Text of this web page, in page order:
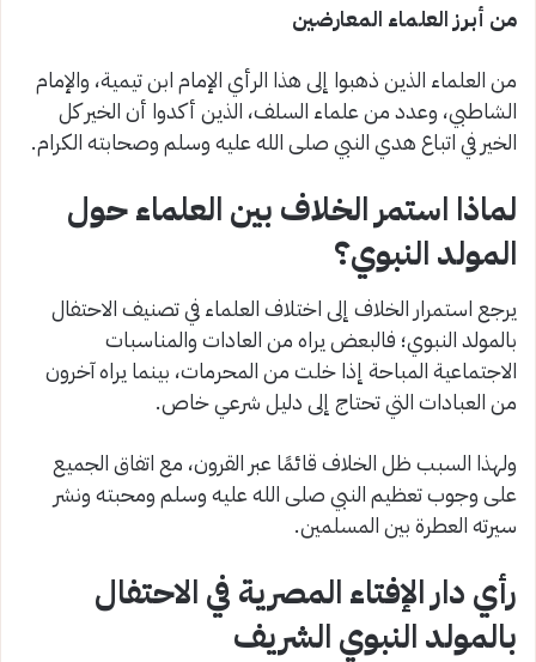
من أبرز العلماء المعارضين
من العلماء الذين ذهبوا إلى هذا الرأي الإمام ابن تيمية، والإمام
الشاطبي، وعدد من علماء السلف، الذين أكدوا أن الخير كل
الخير في اتباع هدي النبي صلى الله عليه وسلم وصحابته الكرام.
لماذا استمر الخلاف بين العلماء حول
المولد النبوي؟
يرجع استمرار الخلاف إلى اختلاف العلماء في تصنيف الاحتفال
بالمولد النبوي؛ فالبعض يراه من العادات والمناسبات
الاجتماعية المباحة إذا خلت من المحرمات، بينما يراه آخرون
من العبادات التي تحتاج إلى دليل شرعي خاص.
ولهذا السبب ظل الخلاف قائمًا عبر القرون، مع اتفاق الجميع
على وجوب تعظيم النبي صلى الله عليه وسلم ومحبته ونشر
سيرته العطرة بين المسلمين.
رأي دار الإفتاء المصرية في الاحتفال
بالمولد النبوي الشريف